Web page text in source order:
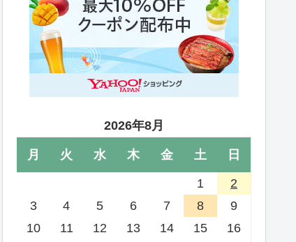
2026年8月
月 火 水 木 金 土 日
1
2
3
4 5 6 7 8
9
10
11 12 13 14 15
16